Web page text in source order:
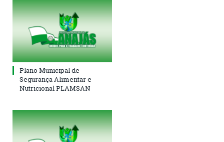
Plano Municipal de
Segurança Alimentar e
Nutricional PLAMSAN